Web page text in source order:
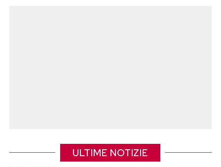
politici e culturali, finiscono inevitabilmente per
alimentare reazioni altrettanto radicali. Un
ULTIME NOTIZIE